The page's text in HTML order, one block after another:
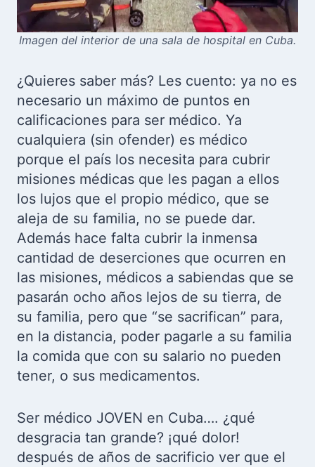
Imagen del interior de una sala de hospital en Cuba.
¿Quieres saber más? Les cuento: ya no es
necesario un máximo de puntos en
calificaciones para ser médico. Ya
cualquiera (sin ofender) es médico
porque el país los necesita para cubrir
misiones médicas que les pagan a ellos
los lujos que el propio médico, que se
aleja de su familia, no se puede dar.
Además hace falta cubrir la inmensa
cantidad de deserciones que ocurren en
las misiones, médicos a sabiendas que se
pasarán ocho años lejos de su tierra, de
su familia, pero que “se sacrifican” para,
en la distancia, poder pagarle a su familia
la comida que con su salario no pueden
tener, o sus medicamentos.
Ser médico JOVEN en Cuba…. ¿qué
desgracia tan grande? ¡qué dolor!
después de años de sacrificio ver que el